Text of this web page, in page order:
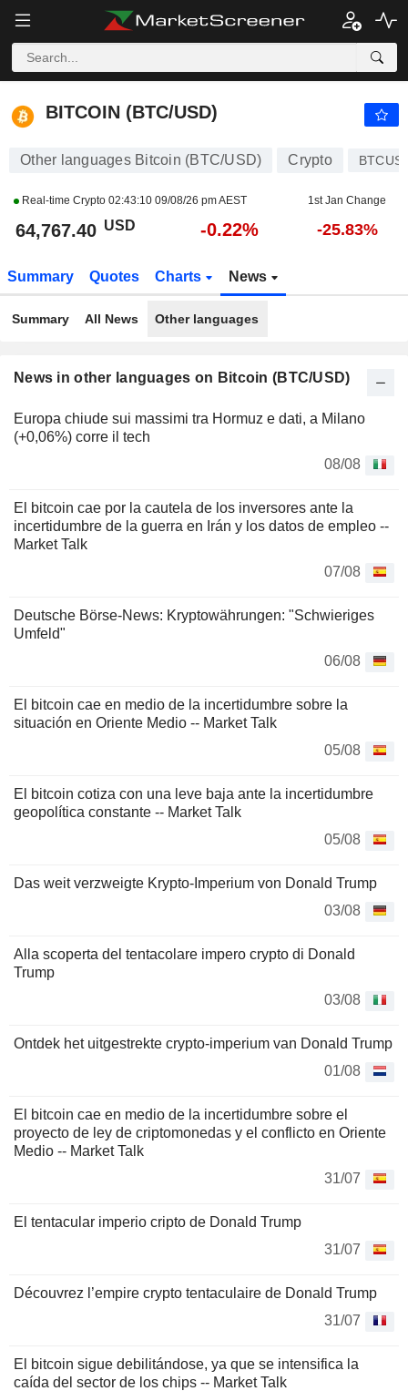
BITCOIN (BTC/USD)
BITCOIN (BTC/USD)
Other languages Bitcoin (BTC/USD) Crypto
Real-time Crypto 02:43:10 09/08/26 pm AEST 1st Jan Change
64,767.40 USD -0.22% -25.83%
Summary Quotes Charts News
Summary All News Other languages
News in other languages on Bitcoin (BTC/USD)
Europa chiude sui massimi tra Hormuz e dati, a Milano
(+0,06%) corre il tech
08/08
El bitcoin cae por la cautela de los inversores ante la
incertidumbre de la guerra en Irán y los datos de empleo --
Market Talk
07/08
Deutsche Börse-News: Kryptowährungen: "Schwieriges
Umfeld"
06/08
El bitcoin cae en medio de la incertidumbre sobre la
situación en Oriente Medio -- Market Talk
05/08
El bitcoin cotiza con una leve baja ante la incertidumbre
geopolítica constante -- Market Talk
05/08
Das weit verzweigte Krypto-Imperium von Donald Trump
03/08
Alla scoperta del tentacolare impero crypto di Donald
Trump
03/08
Ontdek het uitgestrekte crypto-imperium van Donald Trump
01/08
El bitcoin cae en medio de la incertidumbre sobre el
proyecto de ley de criptomonedas y el conflicto en Oriente
Medio -- Market Talk
31/07
El tentacular imperio cripto de Donald Trump
31/07
Découvrez l’empire crypto tentaculaire de Donald Trump
31/07
El bitcoin sigue debilitándose, ya que se intensifica la
caída del sector de los chips -- Market Talk